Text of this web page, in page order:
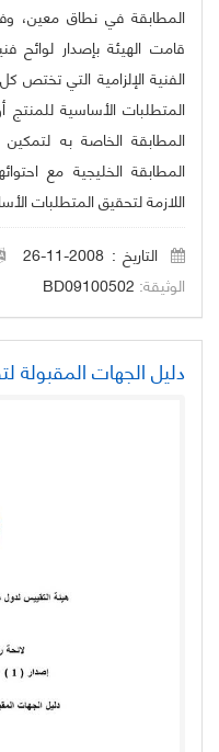
المطابقة في نطاق معين،
قامت الهيئة بإصدار لوائح
الفنية الإلزامية التي
المتطلبات الأساسية للمنتج
المطابقة الخاصة به
المطابقة الخليجية مع
اللازمة لتحقيق المتطلبات
التاريخ : 2008-11-26
الوثيقة: BD09100502
دليل الجهات المقبولة